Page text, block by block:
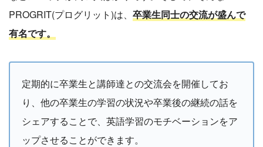
PROGRIT(プログリット)は、 卒業生同士の交流が盛んで
有名です。
定期的に卒業生と講師達との交流会を開催してお
り、他の卒業生の学習の状況や卒業後の継続の話を
シェアすることで、英語学習のモチベーションをア
ップさせることができます。